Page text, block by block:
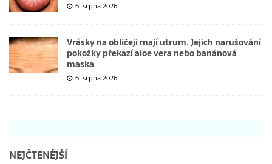
6. srpna 2026
Vrásky na obličeji mají utrum. Jejich narušování
pokožky překazí aloe vera nebo banánová
maska
6. srpna 2026
NEJČTENĚJŠÍ